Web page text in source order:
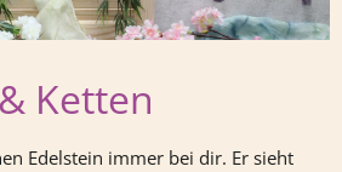
Ketten
Edelstein immer bei dir. Er sieht